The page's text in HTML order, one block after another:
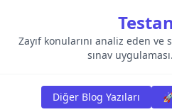
Zayıf konularını analiz eden
sınav
Diğer Blog Yazıları